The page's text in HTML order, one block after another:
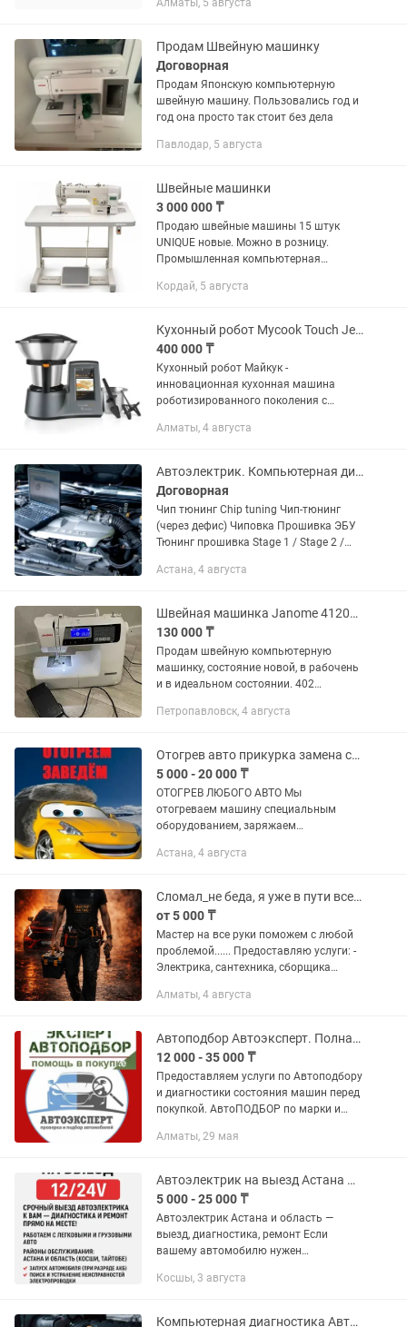
Алматы, 5 августа
Продам Швейную машинку
Договорная
Продам Японскую компьютерную
швейную машину. Пользовались год и
год она просто так стоит без дела
Павлодар, 5 августа
Швейные машинки
3 000 000 ₸
Продаю швейные машины 15 штук
UNIQUE новые. Можно в розницу.
Промышленная компьютерная
GC7903DN-4. Оснащена встроенным
позиционером иглы и...
Кордай, 5 августа
Кухонный робот Mycook Touch Jedani
400 000 ₸
Кухонный робот Майкук -
инновационная кухонная машина
роботизированного поколения с
безлимитным количеством рецептов в
аппаратов бытовой...
Алматы, 4 августа
Автоэлектрик. Компьютерная диагностика
Договорная
Чип тюнинг Chip tuning Чип-тюнинг
(через дефис) Чиповка Прошивка ЭБУ
Тюнинг прошивка Stage 1 / Stage 2 /
Астана, 4 августа
Швейная машинка Janome 4120QDC
130 000 ₸
Продам швейную компьютерную
машинку, состояние новой, в рабочень
и в идеальном состоянии. 402
оверлочные, трикотажные,
4 вида...
Петропавловск, 4 августа
Отогрев авто прикурка замена свечей
5 000 - 20 000 ₸
ОТОГРЕВ ЛЮБОГО АВТО Мы
отогреваем машину специальным
оборудованием, заряжаем
безопасно. Отогрев осуществляется
пуско-зарядное...
Астана, 4 августа
Сломал_не беда, я уже в пути всегда. Час работы_и дома снова красота -)
от 5 000 ₸
Мастер на все руки поможем с любой
проблемой...... Предоставляю услуги: -
Электрика, сантехника, сборщика
любую работу - У меня всегда
Алматы, 4 августа
Автоподбор Автоэксперт. Полная проверка авто перед покупкой. АвтоЭлектрик.
12 000 - 35 000 ₸
Предоставляем услуги по Автоподбору
и диагностики состояния машин перед
покупкой. АвтоПОДБОР по марки и
поколения. Осмотр на повреждения
Алматы, 29 мая
Автоэлектрик на выезд Астана Легковые и грузовые автомобили
5 000 - 25 000 ₸
Автоэлектрик Астана и область —
выезд, диагностика, ремонт Если
вашему автомобилю нужен
профессионалу с опытом более 16 лет!
области,...
Косшы, 3 августа
Компьютерная диагностика Автоэлектрик с выездом Астана и области